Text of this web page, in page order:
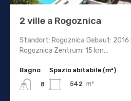
2 ville a Rogoznica
Standort: Rogoznica Gebaut:
Rogoznica Zentrum: 15 km…
Bagno
8
Spazio abitabile (m²)
542 m²